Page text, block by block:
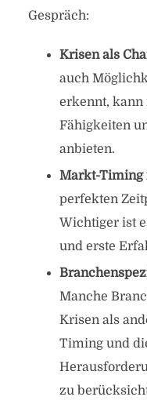
Gespräch:
Krisen als
auch
erkennt,
Fähigkeiten
anbieten.
Markt-Timing
perfekten
Wichtiger ist
und erste
Manche
Krisen als
Timing und
zu